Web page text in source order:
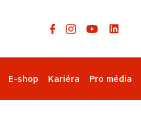
E-shop Kariéra Pro média